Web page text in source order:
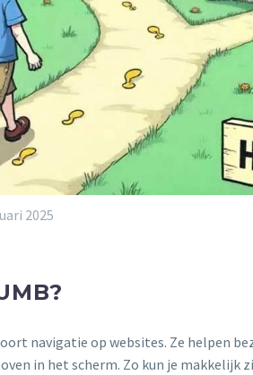
2025
navigatie op websites. Ze helpen
in het scherm. Zo kun je makkelijk